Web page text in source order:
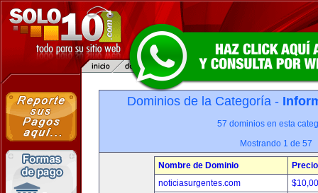
Dominios de la Categoría -
57 dominios en esta
Mostrando 1 de 57
Nombre de Dominio
Precio
noticiasurgentes.com